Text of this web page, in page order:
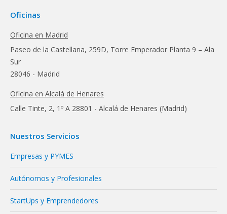
Oficinas
Oficina en Madrid
Paseo de la Castellana, 259D, Torre Emperador Planta 9 – Ala
Sur
28046 - Madrid
Oficina en Alcalá de Henares
Calle Tinte, 2, 1º A 28801 - Alcalá de Henares (Madrid)
Nuestros Servicios
Empresas y PYMES
Autónomos y Profesionales
StartUps y Emprendedores